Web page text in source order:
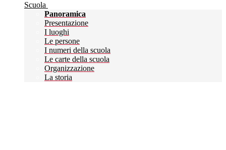
Scuola
Panoramica
Presentazione
I luoghi
Le persone
I numeri della scuola
Le carte della scuola
Organizzazione
La storia